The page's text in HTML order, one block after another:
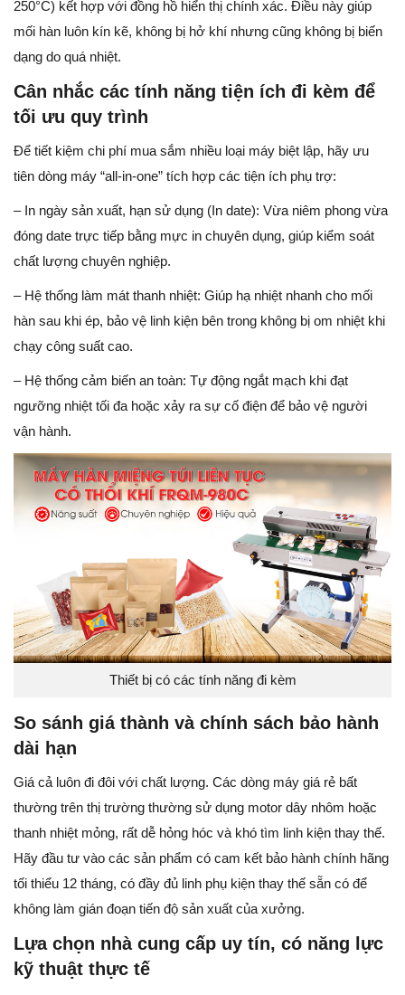
250°C) kết hợp với đồng hồ hiển thị chính xác. Điều này giúp
mối hàn luôn kín kẽ, không bị hở khí nhưng cũng không bị biến
dạng do quá nhiệt.
Cân nhắc các tính năng tiện ích đi kèm để
tối ưu quy trình
Để tiết kiệm chi phí mua sắm nhiều loại máy biệt lập, hãy ưu
tiên dòng máy “all-in-one” tích hợp các tiện ích phụ trợ:
– In ngày sản xuất, hạn sử dụng (In date): Vừa niêm phong vừa
đóng date trực tiếp bằng mực in chuyên dụng, giúp kiểm soát
chất lượng chuyên nghiệp.
– Hệ thống làm mát thanh nhiệt: Giúp hạ nhiệt nhanh cho mối
hàn sau khi ép, bảo vệ linh kiện bên trong không bị om nhiệt khi
chạy công suất cao.
– Hệ thống cảm biến an toàn: Tự động ngắt mạch khi đạt
ngưỡng nhiệt tối đa hoặc xảy ra sự cố điện để bảo vệ người
vận hành.
Thiết bị có các tính năng đi kèm
So sánh giá thành và chính sách bảo hành
dài hạn
Giá cả luôn đi đôi với chất lượng. Các dòng máy giá rẻ bất
thường trên thị trường thường sử dụng motor dây nhôm hoặc
thanh nhiệt mỏng, rất dễ hỏng hóc và khó tìm linh kiện thay thế.
Hãy đầu tư vào các sản phẩm có cam kết bảo hành chính hãng
tối thiểu 12 tháng, có đầy đủ linh phụ kiện thay thế sẵn có để
không làm gián đoạn tiến độ sản xuất của xưởng.
Lựa chọn nhà cung cấp uy tín, có năng lực
kỹ thuật thực tế